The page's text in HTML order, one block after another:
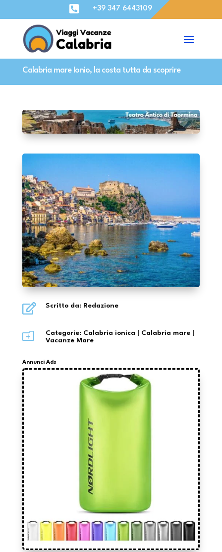
 +39 347 6443109
Calabria mare Ionio, la costa tutta da scoprire
 Scritto da: Redazione
o Categorie: Calabria ionica Calabria mare|
Vacanze Mare
Annunci Ads